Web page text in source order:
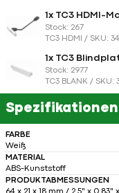
1x TC3 HDMI-
Stock: 267
TC3 HDMI /
1x TC3
Stock: 2977
TC3 BLANK /
Spezifikationen
FARBE
Weiß
MATERIAL
ABS-Kunststoff
PRODUKTABMESSUNGEN
64 x 21 x 18 mm / 2,5" x